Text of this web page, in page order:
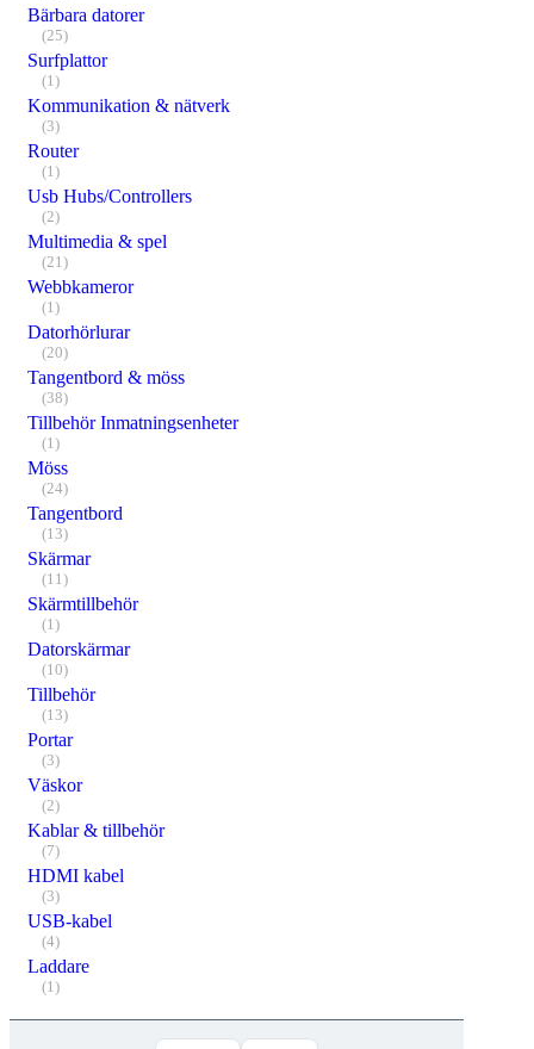
Bärbara datorer
(25)
Surfplattor
(1)
Kommunikation & nätverk
(3)
Router
(1)
Usb Hubs/Controllers
(2)
Multimedia & spel
(21)
Webbkameror
(1)
Datorhörlurar
(20)
Tangentbord & möss
(38)
Tillbehör Inmatningsenheter
(1)
Möss
(24)
Tangentbord
(13)
Skärmar
(11)
Skärmtillbehör
(1)
Datorskärmar
(10)
Tillbehör
(13)
Portar
(3)
Väskor
(2)
Kablar & tillbehör
(7)
HDMI kabel
(3)
USB-kabel
(4)
Laddare
(1)